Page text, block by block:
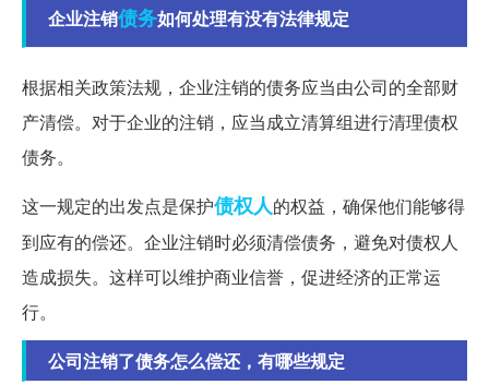
企业注销债务如何处理有没有法律规定
根据相关政策法规，企业注销的债务应当由公司的全部财
产清偿。对于企业的注销，应当成立清算组进行清理债权
债务。
这一规定的出发点是保护债权人的权益，确保他们能够得
到应有的偿还。企业注销时必须清偿债务，避免对债权人
造成损失。这样可以维护商业信誉，促进经济的正常运
行。
公司注销了债务怎么偿还，有哪些规定